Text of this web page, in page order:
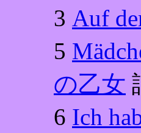
3 Auf
5
の乙女
6 Ich